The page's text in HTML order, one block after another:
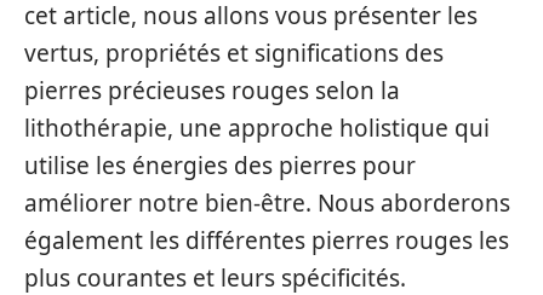
cet article, nous allons vous présenter les
vertus, propriétés et significations des
pierres précieuses rouges selon la
lithothérapie, une approche holistique qui
utilise les énergies des pierres pour
améliorer notre bien-être. Nous aborderons
également les différentes pierres rouges les
plus courantes et leurs spécificités.